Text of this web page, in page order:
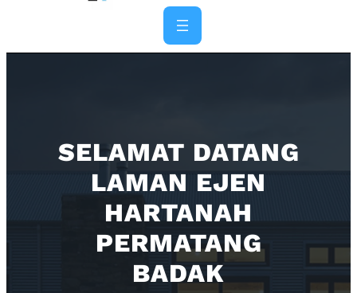
content
SELAMAT DATANG
LAMAN EJEN
HARTANAH
PERMATANG
BADAK